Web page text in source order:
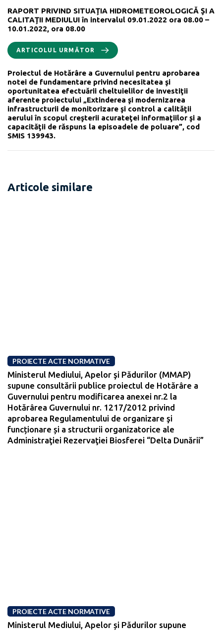
RAPORT PRIVIND SITUAŢIA HIDROMETEOROLOGICĂ ŞI A
CALITAŢII MEDIULUI în intervalul 09.01.2022 ora 08.00 –
10.01.2022, ora 08.00
ARTICOLUL URMĂTOR
Proiectul de Hotărâre a Guvernului pentru aprobarea
notei de fundamentare privind necesitatea şi
oportunitatea efectuării cheltuielilor de investiţii
aferente proiectului „Extinderea şi modernizarea
infrastructurii de monitorizare şi control a calităţii
aerului în scopul creşterii acurateţei informaţiilor şi a
capacităţii de răspuns la episoadele de poluare”, cod
SMIS 139943.
Articole similare
PROIECTE ACTE NORMATIVE
Ministerul Mediului, Apelor şi Pădurilor (MMAP)
supune consultării publice proiectul de Hotărâre a
Guvernului pentru modificarea anexei nr.2 la
Hotărârea Guvernului nr. 1217/2012 privind
aprobarea Regulamentului de organizare şi
funcționare și a structurii organizatorice ale
Administraţiei Rezervaţiei Biosferei “Delta Dunării”
PROIECTE ACTE NORMATIVE
Ministerul Mediului, Apelor și Pădurilor supune